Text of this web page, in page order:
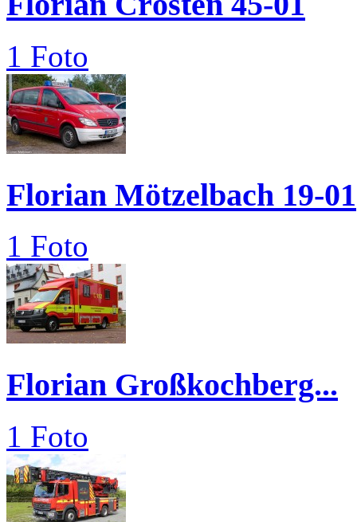
1 Foto
Florian Mötzelbach 19-01
1 Foto
Florian Großkochberg...
1 Foto